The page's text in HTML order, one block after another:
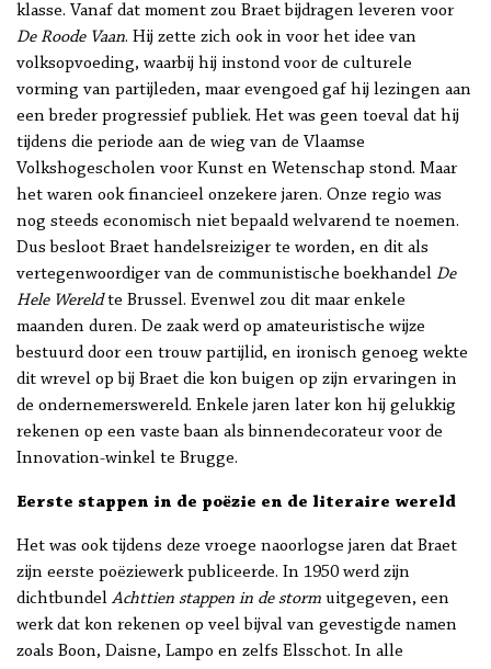
klasse. Vanaf dat moment zou Braet bijdragen leveren voor
De Roode Vaan. Hij zette zich ook in voor het idee van
volksopvoeding, waarbij hij instond voor de culturele
vorming van partijleden, maar evengoed gaf hij lezingen aan
een breder progressief publiek. Het was geen toeval dat hij
tijdens die periode aan de wieg van de Vlaamse
Volkshogescholen voor Kunst en Wetenschap stond. Maar
het waren ook financieel onzekere jaren. Onze regio was
nog steeds economisch niet bepaald welvarend te noemen.
Dus besloot Braet handelsreiziger te worden, en dit als
vertegenwoordiger van de communistische boekhandel De
Hele Wereldte Brussel. Evenwel zou dit maar enkele
maanden duren. De zaak werd op amateuristische wijze
bestuurd door een trouw partijlid, en ironisch genoeg wekte
dit wrevel op bij Braet die kon buigen op zijn ervaringen in
de ondernemerswereld. Enkele jaren later kon hij gelukkig
rekenen op een vaste baan als binnendecorateur voor de
Innovation-winkel te Brugge.
Eerste stappen in de poëzie en de literaire wereld
Het was ook tijdens deze vroege naoorlogse jaren dat Braet
zijn eerste poëziewerk publiceerde. In 1950 werd zijn
dichtbundel Achttien stappen in de storm uitgegeven, een
werk dat kon rekenen op veel bijval van gevestigde namen
zoals Boon, Daisne, Lampo en zelfs Elsschot. In alle